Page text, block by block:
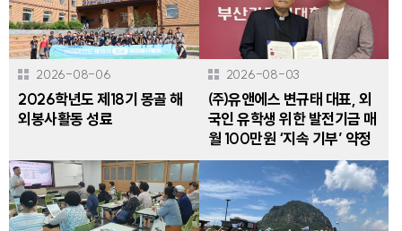
2026-08-06
2026학년도 제18기 몽골 해
외봉사활동 성료
2026-08-03
㈜유앤에스 변규태 대표, 외
국인 유학생 위한 발전기금 매
월 100만원 ‘지속 기부’ 약정